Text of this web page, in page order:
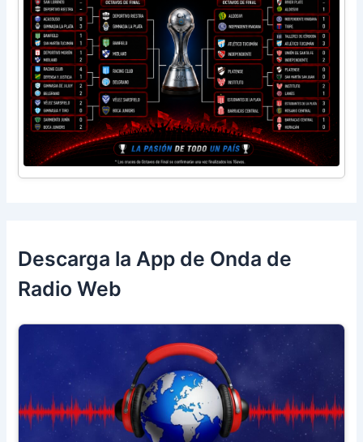
Descarga la App de Onda de
Radio Web